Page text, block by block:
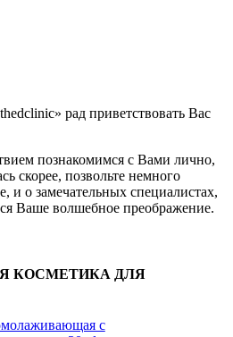
рад приветствовать Вас
познакомимся с Вами лично,
скорее, позвольте немного
и о замечательных специалистах,
Ваше волшебное преображение.
КОСМЕТИКА ДЛЯ